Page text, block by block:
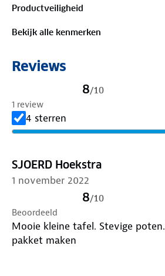
Productveiligheid
Bekijk alle kenmerken
Reviews
8/10
1 review
4 sterren
SJOERD Hoekstra
1 november 2022
8/10
Beoordeeld
Mooie kleine tafel. Stevige poten. je kunt hem als
pakket maken